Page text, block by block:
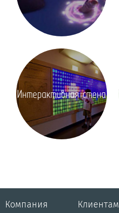
Интерактивная стена
Компания Клиентам